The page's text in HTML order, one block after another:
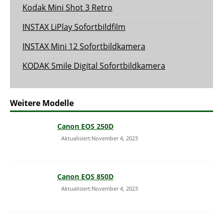
Kodak Mini Shot 3 Retro
INSTAX LiPlay Sofortbildfilm
INSTAX Mini 12 Sofortbildkamera
KODAK Smile Digital Sofortbildkamera
Weitere Modelle
Canon EOS 250D
Aktualisiert:November 4, 2023
Canon EOS 850D
Aktualisiert:November 4, 2023